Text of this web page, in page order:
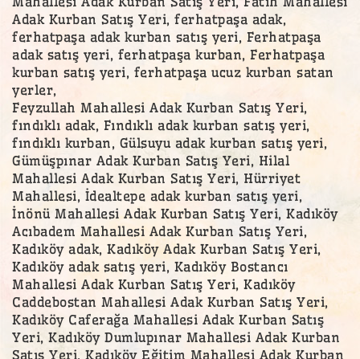
Adak Kurban Satış Yeri, ferhatpaşa adak,
ferhatpaşa adak kurban satış yeri, Ferhatpaşa
adak satış yeri, ferhatpaşa kurban, Ferhatpaşa
kurban satış yeri, ferhatpaşa ucuz kurban satan
yerler,
Feyzullah Mahallesi Adak Kurban Satış Yeri,
fındıklı adak, Fındıklı adak kurban satış yeri,
fındıklı kurban, Gülsuyu adak kurban satış yeri,
Gümüşpınar Adak Kurban Satış Yeri, Hilal
Mahallesi Adak Kurban Satış Yeri, Hürriyet
Mahallesi, İdealtepe adak kurban satış yeri,
İnönü Mahallesi Adak Kurban Satış Yeri, Kadıköy
Acıbadem Mahallesi Adak Kurban Satış Yeri,
Kadıköy adak, Kadıköy Adak Kurban Satış Yeri,
Kadıköy adak satış yeri, Kadıköy Bostancı
Mahallesi Adak Kurban Satış Yeri, Kadıköy
Caddebostan Mahallesi Adak Kurban Satış Yeri,
Kadıköy Caferağa Mahallesi Adak Kurban Satış
Yeri, Kadıköy Dumlupınar Mahallesi Adak Kurban
Satış Yeri, Kadıköy Eğitim Mahallesi Adak Kurban